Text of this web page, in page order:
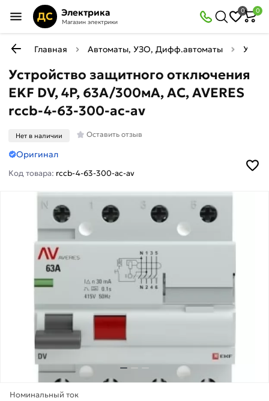
ДС Электрика
Магазин электрики
0 0
Главная Автоматы, УЗО, Дифф.автоматы УЗО
Устройство защитного отключения
EKF DV, 4P, 63А/300мА, AC, AVERES
rccb-4-63-300-ac-av
Нет в наличии Оставить отзыв
Оригинал
Код товара: rccb-4-63-300-ac-av
Номинальный ток